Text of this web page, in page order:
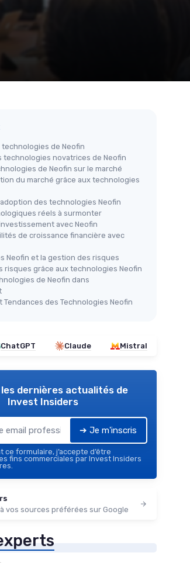
de Neofin
technologies novatrices de Neofin
de Neofin sur le marché
du marché grâce aux technologies
des technologies Neofin
réels à surmonter
avec Neofin
de croissance financière avec
Neofin et la gestion des risques
risques grâce aux technologies Neofin
de Neofin dans
Tendances des Technologies Neofin
ChatGPT Claude Mistral
dernières actualités de
Invest Insiders
➔ Je m'inscris
ce formulaire, j’accepte d’être
fins commerciales par Invest Insiders
vos sources préférées sur Google